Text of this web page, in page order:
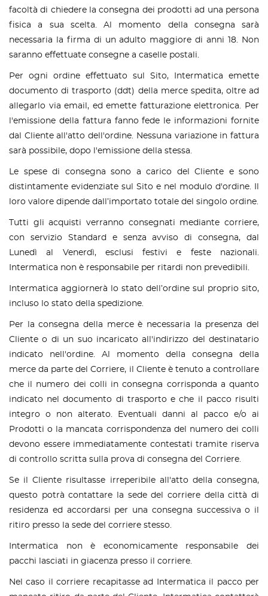
facoltà di chiedere la consegna dei prodotti ad una persona
fisica a sua scelta. Al momento della consegna sarà
necessaria la firma di un adulto maggiore di anni 18. Non
saranno effettuate consegne a caselle postali.
Per ogni ordine effettuato sul Sito, Intermatica emette
documento di trasporto (ddt) della merce spedita, oltre ad
allegarlo via email, ed emette fatturazione elettronica. Per
l'emissione della fattura fanno fede le informazioni fornite
dal Cliente all'atto dell'ordine. Nessuna variazione in fattura
sarà possibile, dopo l'emissione della stessa.
Le spese di consegna sono a carico del Cliente e sono
distintamente evidenziate sul Sito e nel modulo d'ordine. Il
loro valore dipende dall’importato totale del singolo ordine.
Tutti gli acquisti verranno consegnati mediante corriere,
con servizio Standard e senza avviso di consegna, dal
Lunedì al Venerdì, esclusi festivi e feste nazionali.
Intermatica non è responsabile per ritardi non prevedibili.
Intermatica aggiornerà lo stato dell’ordine sul proprio sito,
incluso lo stato della spedizione.
Per la consegna della merce è necessaria la presenza del
Cliente o di un suo incaricato all'indirizzo del destinatario
indicato nell'ordine. Al momento della consegna della
merce da parte del Corriere, il Cliente è tenuto a controllare
che il numero dei colli in consegna corrisponda a quanto
indicato nel documento di trasporto e che il pacco risulti
integro o non alterato. Eventuali danni al pacco e/o ai
Prodotti o la mancata corrispondenza del numero dei colli
devono essere immediatamente contestati tramite riserva
di controllo scritta sulla prova di consegna del Corriere.
Se il Cliente risultasse irreperibile all'atto della consegna,
questo potrà contattare la sede del corriere della città di
residenza ed accordarsi per una consegna successiva o il
ritiro presso la sede del corriere stesso.
Intermatica non è economicamente responsabile dei
pacchi lasciati in giacenza presso il corriere.
Nel caso il corriere recapitasse ad Intermatica il pacco per